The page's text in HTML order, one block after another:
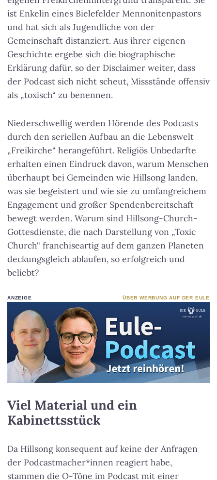
ist Enkelin eines Bielefelder Mennonitenpastors
und hat sich als Jugendliche von der
Gemeinschaft distanziert. Aus ihrer eigenen
Geschichte ergebe sich die biographische
Erklärung dafür, so der Disclaimer weiter, dass
der Podcast sich nicht scheut, Missstände offensiv
als „toxisch“ zu benennen.
Niederschwellig werden Hörende des Podcasts
durch den seriellen Aufbau an die Lebenswelt
„Freikirche“ herangeführt. Religiös Unbedarfte
erhalten einen Eindruck davon, warum Menschen
überhaupt bei Gemeinden wie Hillsong landen,
was sie begeistert und wie sie zu umfangreichem
Engagement und großer Spendenbereitschaft
bewegt werden. Warum sind Hillsong-Church-
Gottesdienste, die nach Darstellung von „Toxic
Church“ franchiseartig auf dem ganzen Planeten
deckungsgleich ablaufen, so erfolgreich und
beliebt?
ANZEIGE ÜBER WERBUNG AUF DER EULE
Viel Material und ein
Kabinettsstück
Da Hillsong konsequent auf keine der Anfragen
der Podcastmacher*innen reagiert habe,
stammen die O-Töne im Podcast mit einer